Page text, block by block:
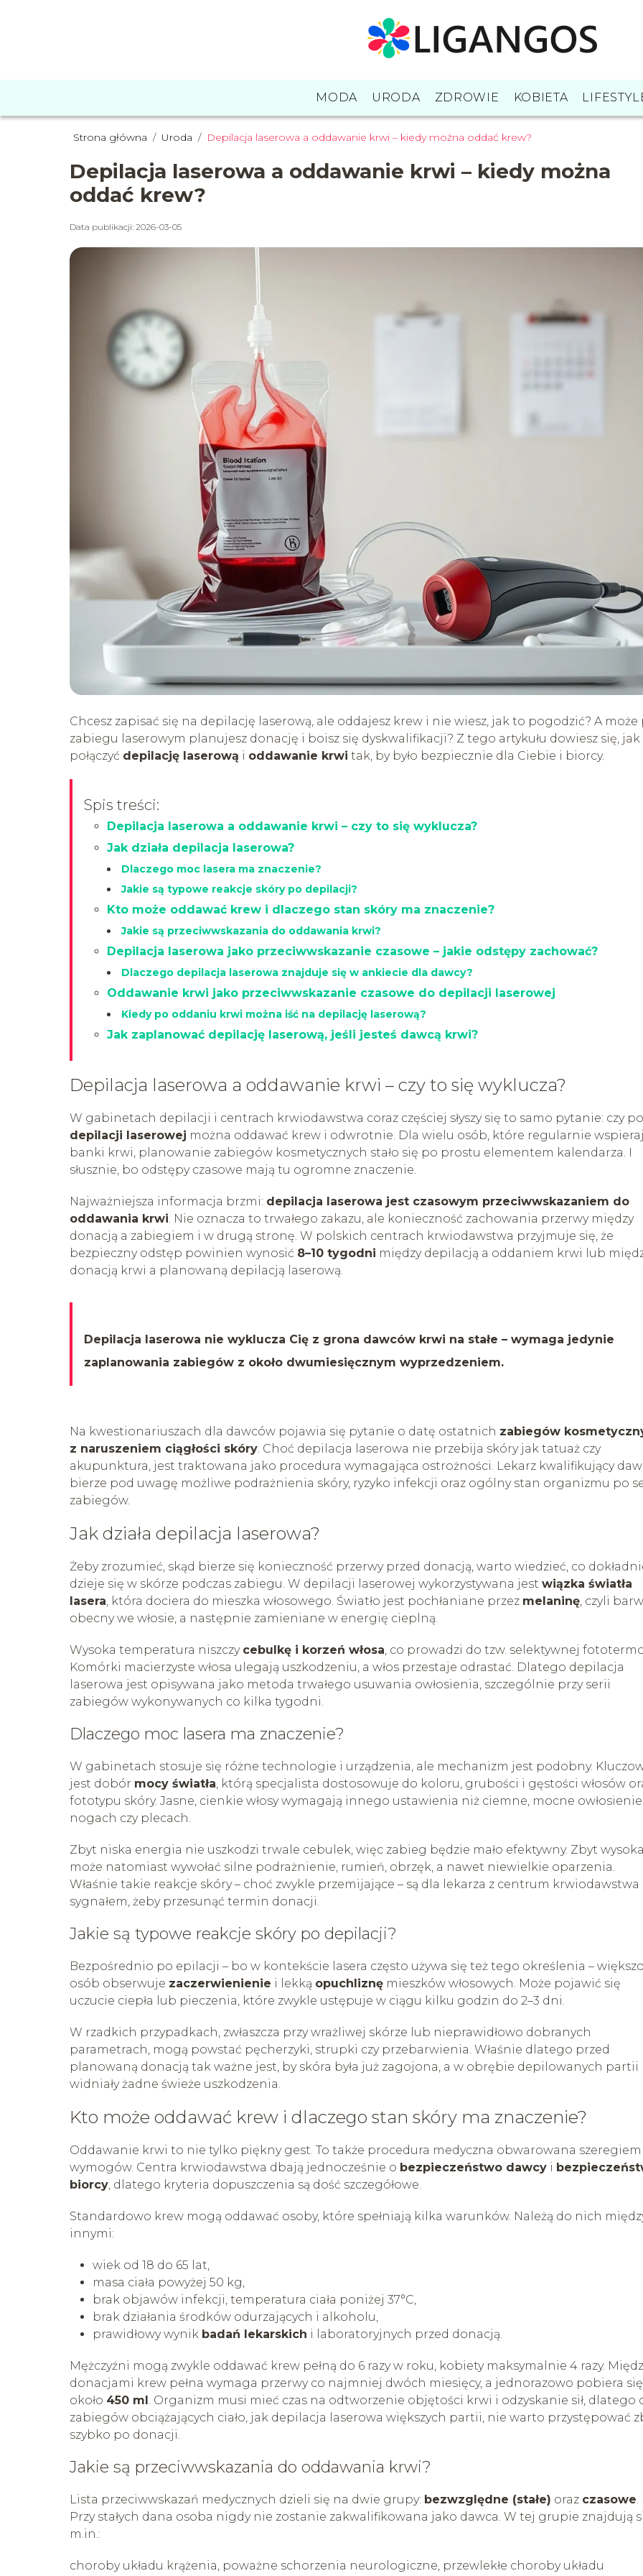
MODA URODA ZDROWIE KOBIETA
Strona główna / Uroda / Depilacja laserowa a oddawanie krwi – kiedy można oddać krew?
Depilacja laserowa a oddawanie krwi – kiedy można
oddać krew?
Data publikacji: 2026-03-05
Chcesz zapisać się na depilację laserową, ale oddajesz krew i nie wiesz, jak to pogodzić? A może
zabiegu laserowym planujesz donację i boisz się dyskwalifikacji? Z tego artykułu dowiesz się, jak
połączyć depilację laserową i oddawanie krwi tak, by było bezpiecznie dla Ciebie i biorcy.
Spis treści:
Depilacja laserowa a oddawanie krwi – czy to się wyklucza?
Jak działa depilacja laserowa?
Dlaczego moc lasera ma znaczenie?
Jakie są typowe reakcje skóry po depilacji?
Kto może oddawać krew i dlaczego stan skóry ma znaczenie?
Jakie są przeciwwskazania do oddawania krwi?
Depilacja laserowa jako przeciwwskazanie czasowe – jakie odstępy zachować?
Dlaczego depilacja laserowa znajduje się w ankiecie dla dawcy?
Oddawanie krwi jako przeciwwskazanie czasowe do depilacji laserowej
Kiedy po oddaniu krwi można iść na depilację laserową?
Jak zaplanować depilację laserową, jeśli jesteś dawcą krwi?
Depilacja laserowa a oddawanie krwi – czy to się wyklucza?
W gabinetach depilacji i centrach krwiodawstwa coraz częściej słyszy się to samo pytanie: czy po
depilacji laserowej można oddawać krew i odwrotnie. Dla wielu osób, które regularnie
banki krwi, planowanie zabiegów kosmetycznych stało się po prostu elementem kalendarza. I
słusznie, bo odstępy czasowe mają tu ogromne znaczenie.
Najważniejsza informacja brzmi: depilacja laserowa jest czasowym przeciwwskazaniem do
oddawania krwi. Nie oznacza to trwałego zakazu, ale konieczność zachowania przerwy między
donacją a zabiegiem i w drugą stronę. W polskich centrach krwiodawstwa przyjmuje się, że
bezpieczny odstęp powinien wynosić 8–10 tygodni między depilacją a oddaniem krwi lub
donacją krwi a planowaną depilacją laserową.
Depilacja laserowa nie wyklucza Cię z grona dawców krwi na stałe – wymaga jedynie
zaplanowania zabiegów z około dwumiesięcznym wyprzedzeniem.
Na kwestionariuszach dla dawców pojawia się pytanie o datę ostatnich zabiegów
z naruszeniem ciągłości skóry. Choć depilacja laserowa nie przebija skóry jak tatuaż czy
akupunktura, jest traktowana jako procedura wymagająca ostrożności. Lekarz kwalifikujący
bierze pod uwagę możliwe podrażnienia skóry, ryzyko infekcji oraz ogólny stan organizmu po
zabiegów.
Jak działa depilacja laserowa?
Żeby zrozumieć, skąd bierze się konieczność przerwy przed donacją, warto wiedzieć, co
dzieje się w skórze podczas zabiegu. W depilacji laserowej wykorzystywana jest wiązka światła
lasera, która dociera do mieszka włosowego. Światło jest pochłaniane przez melaninę, czyli
obecny we włosie, a następnie zamieniane w energię cieplną.
Wysoka temperatura niszczy cebulkę i korzeń włosa, co prowadzi do tzw. selektywnej
Komórki macierzyste włosa ulegają uszkodzeniu, a włos przestaje odrastać. Dlatego depilacja
laserowa jest opisywana jako metoda trwałego usuwania owłosienia, szczególnie przy serii
zabiegów wykonywanych co kilka tygodni.
Dlaczego moc lasera ma znaczenie?
W gabinetach stosuje się różne technologie i urządzenia, ale mechanizm jest podobny.
jest dobór mocy światła, którą specjalista dostosowuje do koloru, grubości i gęstości włosów
fototypu skóry. Jasne, cienkie włosy wymagają innego ustawienia niż ciemne, mocne
nogach czy plecach.
Zbyt niska energia nie uszkodzi trwale cebulek, więc zabieg będzie mało efektywny. Zbyt
może natomiast wywołać silne podrażnienie, rumień, obrzęk, a nawet niewielkie oparzenia.
Właśnie takie reakcje skóry – choć zwykle przemijające – są dla lekarza z centrum krwiodawstwa
sygnałem, żeby przesunąć termin donacji.
Jakie są typowe reakcje skóry po depilacji?
Bezpośrednio po epilacji – bo w kontekście lasera często używa się też tego określenia –
osób obserwuje zaczerwienienie i lekką opuchliznę mieszków włosowych. Może pojawić się
uczucie ciepła lub pieczenia, które zwykle ustępuje w ciągu kilku godzin do 2–3 dni.
W rzadkich przypadkach, zwłaszcza przy wrażliwej skórze lub nieprawidłowo dobranych
parametrach, mogą powstać pęcherzyki, strupki czy przebarwienia. Właśnie dlatego przed
planowaną donacją tak ważne jest, by skóra była już zagojona, a w obrębie depilowanych partii
widniały żadne świeże uszkodzenia.
Kto może oddawać krew i dlaczego stan skóry ma znaczenie?
Oddawanie krwi to nie tylko piękny gest. To także procedura medyczna obwarowana szeregiem
wymogów. Centra krwiodawstwa dbają jednocześnie o bezpieczeństwo dawcy i
biorcy, dlatego kryteria dopuszczenia są dość szczegółowe.
Standardowo krew mogą oddawać osoby, które spełniają kilka warunków. Należą do nich
innymi:
wiek od 18 do 65 lat,
masa ciała powyżej 50 kg,
brak objawów infekcji, temperatura ciała poniżej 37°C,
brak działania środków odurzających i alkoholu,
prawidłowy wynik badań lekarskich i laboratoryjnych przed donacją.
Mężczyźni mogą zwykle oddawać krew pełną do 6 razy w roku, kobiety maksymalnie 4 razy.
donacjami krew pełna wymaga przerwy co najmniej dwóch miesięcy, a jednorazowo pobiera się
około 450 ml. Organizm musi mieć czas na odtworzenie objętości krwi i odzyskanie sił, dlatego
zabiegów obciążających ciało, jak depilacja laserowa większych partii, nie warto przystępować
szybko po donacji.
Jakie są przeciwwskazania do oddawania krwi?
Lista przeciwwskazań medycznych dzieli się na dwie grupy: bezwzględne (stałe) oraz czasowe.
Przy stałych dana osoba nigdy nie zostanie zakwalifikowana jako dawca. W tej grupie znajdują
m.in.:
choroby układu krążenia, poważne schorzenia neurologiczne, przewlekłe choroby układu